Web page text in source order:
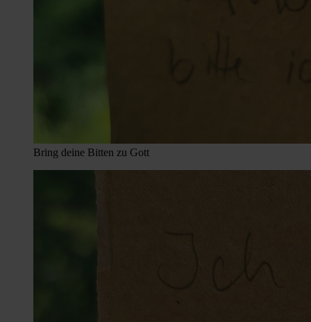
Bring deine Bitten zu Gott